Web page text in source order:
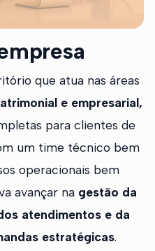
que atua nas áreas
e empresarial,
para clientes de
um time técnico bem
operacionais bem
avançar na gestão da
atendimentos e da
estratégicas.